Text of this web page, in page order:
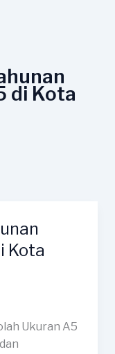
di Kota
Kota
Ukuran A5